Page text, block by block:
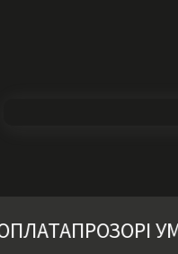
ПРОЗОРІ